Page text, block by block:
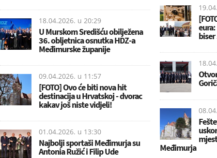
18.04.2026. u 20:29
U Murskom Središću obilježena
36. obljetnica osnutka HDZ-a
Međimurske županije
09.04.2026. u 11:57
[FOTO] Ovo će biti nova hit
destinacija u Hrvatskoj - dvorac
kakav još niste vidjeli!
01.04.2026. u 13:30
Najbolji sportaši Međimurja su
Antonia Ružić i Filip Ude Međimurja